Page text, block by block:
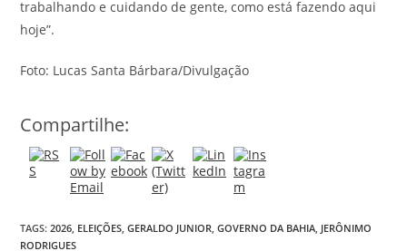
trabalhando e cuidando de gente, como está fazendo aqui
hoje”.
Foto: Lucas Santa Bárbara/Divulgação
Compartilhe:
TAGS:2026, ELEIÇÕES, GERALDO JUNIOR, GOVERNO DA BAHIA, JERÔNIMO
RODRIGUES